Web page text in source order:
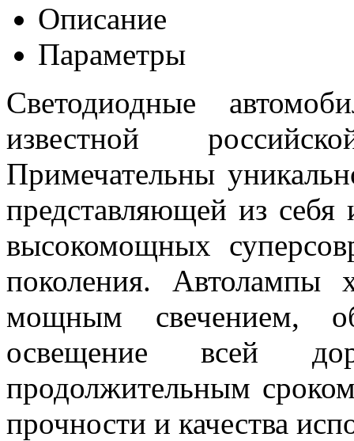
Описание
Параметры
Светодиодные
известной
Примечательны
представляющей из себя
высокомощных
поколения. Автолампы
мощным свечением,
освещение всей
продолжительным
прочности и качества